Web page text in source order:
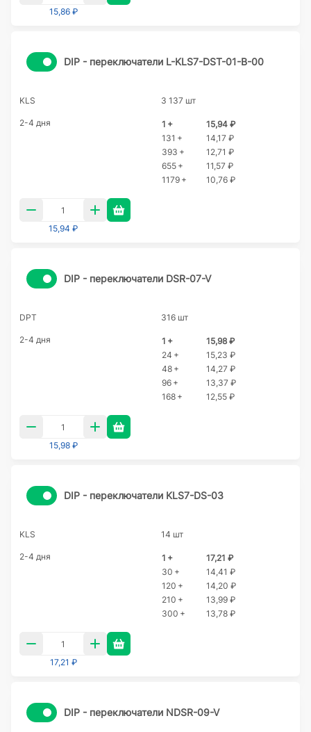
15,86 ₽
DIP - переключатели L-KLS7-DST-01-B-00
KLS 3 137 шт
2-4 дня 1 +
15,94 ₽
131 +
14,17 ₽
393 +
12,71 ₽
655 +
11,57 ₽
1179 +
10,76 ₽
15,94 ₽
DIP - переключатели DSR-07-V
DPT 316 шт
2-4 дня 1 +
15,98 ₽
24 +
15,23 ₽
48 +
14,27 ₽
96 +
13,37 ₽
168 +
12,55 ₽
15,98 ₽
DIP - переключатели KLS7-DS-03
KLS 14 шт
2-4 дня 1 +
17,21 ₽
30 +
14,41 ₽
120 +
14,20 ₽
210 +
13,99 ₽
300 +
13,78 ₽
17,21 ₽
DIP - переключатели NDSR-09-V